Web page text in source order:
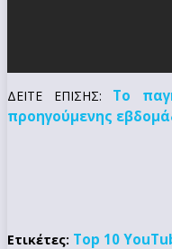
ΔΕΙΤΕ ΕΠΙΣΗΣ: Το
προηγούμενης
Ετικέτες: Top 10